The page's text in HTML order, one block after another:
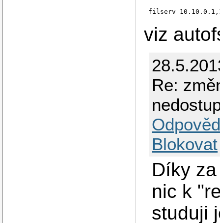
filserv
viz
Re:
Blokovat
Díky
nic k
studuji